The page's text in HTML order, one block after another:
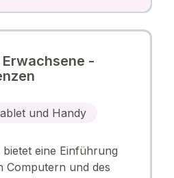
-
und Handy
eine Einführung
Computern und des